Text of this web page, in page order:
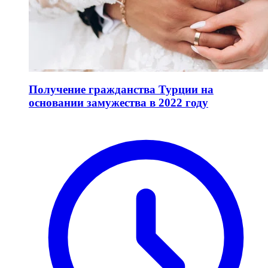
Получение гражданства Турции на
основании замужества в 2022 году